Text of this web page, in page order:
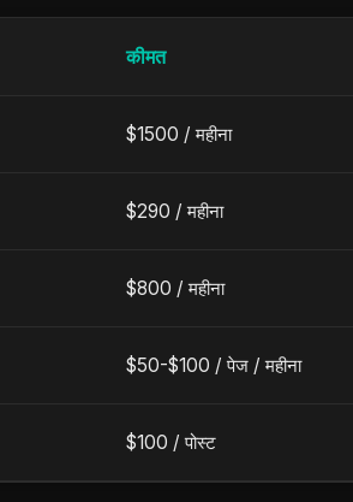
कीमत
$1500 /महीना
$290 /महीना
$800 /महीना
$50-$100 /पेज /महीना
$100 /पोस्ट